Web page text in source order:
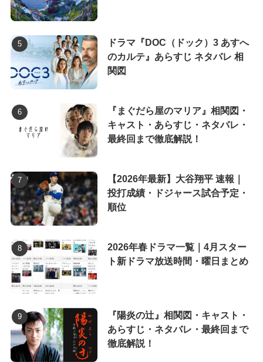
ドラマ『DOC（ドック）3 あすへ
のカルテ』あらすじ ネタバレ 相
関図
『まぐだら屋のマリア』相関図・
キャスト・あらすじ・ネタバレ・
最終回まで徹底解説！
【2026年最新】大谷翔平 速報｜
投打成績・ドジャース試合予定・
順位
2026年春ドラマ一覧｜4月スター
ト新ドラマ放送時間・曜日まとめ
『陽炎の辻』相関図・キャスト・
あらすじ・ネタバレ・最終回まで
徹底解説！